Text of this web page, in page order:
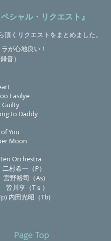
ペシャル・リクエスト』
頂くリクエストをまとめました。
が心地良い！
音）
Easilye
Guilty
to Daddy
of You
Moon
Orchestra
村希一（P）
宮野裕司（As)
川亨（Tｓ）
内田光昭（Tb)
Page Top